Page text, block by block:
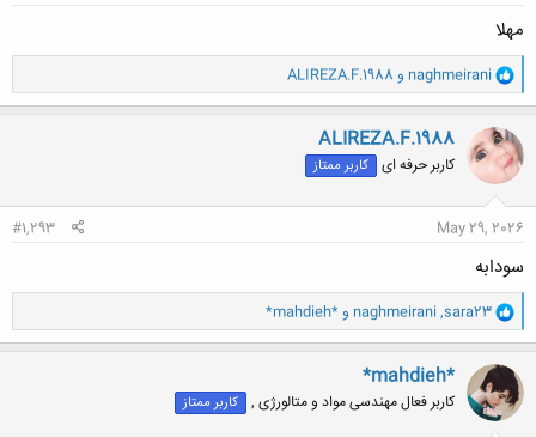
مهلا
و
ا
ک
ن
ش
ه
ا
naghmeirani و ALIREZA.F.1988
ALIREZA.F.1988
کاربر حرفه ای کاربر ممتاز
May 29, 2026
#1,293
سودابه
و
ا
ک
ن
ش
ه
ا
sara23
,
naghmeirani و *mahdieh*
*mahdieh*
کاربر فعال مهندسی مواد و متالورژی , کاربر ممتاز